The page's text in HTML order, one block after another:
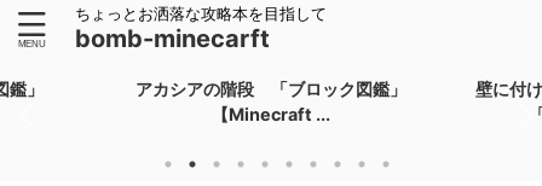
ちょっとお洒落な攻略本を目指して
bomb-minecarft
」
アカシアの階段 「ブロック図鑑」
【Minecraft ...
壁に付